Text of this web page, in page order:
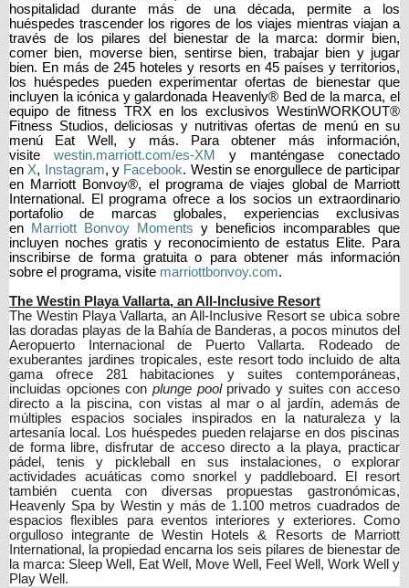
hospitalidad durante más de una década, permite a los
huéspedes trascender los rigores de los viajes mientras viajan a
través de los pilares del bienestar de la marca: dormir bien,
comer bien, moverse bien, sentirse bien, trabajar bien y jugar
bien. En más de 245 hoteles y resorts en 45 países y territorios,
los huéspedes pueden experimentar ofertas de bienestar que
incluyen la icónica y galardonada Heavenly® Bed de la marca, el
equipo de fitness TRX en los exclusivos WestinWORKOUT®
Fitness Studios, deliciosas y nutritivas ofertas de menú en su
menú Eat Well, y más. Para obtener más información,
visite westin.marriott.com/es-XM
y manténgase conectado
en X, Instagram, y Facebook. Westin se enorgullece de participar
en Marriott Bonvoy®, el programa de viajes global de Marriott
International. El programa ofrece a los socios un extraordinario
portafolio de marcas globales, experiencias exclusivas
en
Marriott Bonvoy Moments y beneficios incomparables que
incluyen noches gratis y reconocimiento de estatus Elite. Para
inscribirse de forma gratuita o para obtener más información
sobre el programa, visite marriottbonvoy.com.
The Westin Playa Vallarta, an All-Inclusive Resort
The Westin Playa Vallarta, an All-Inclusive Resort se ubica sobre
las doradas playas de la Bahía de Banderas, a pocos minutos del
Aeropuerto Internacional de Puerto Vallarta. Rodeado de
exuberantes jardines tropicales, este resort todo incluido de alta
gama ofrece 281 habitaciones y suites contemporáneas,
incluidas opciones con plunge poolprivado y suites con acceso
directo a la piscina, con vistas al mar o al jardín, además de
múltiples espacios sociales inspirados en la naturaleza y la
artesanía local. Los huéspedes pueden relajarse en dos piscinas
de forma libre, disfrutar de acceso directo a la playa, practicar
pádel, tenis y pickleball en sus instalaciones, o explorar
actividades acuáticas como snorkel y paddleboard. El resort
también cuenta con diversas propuestas gastronómicas,
Heavenly Spa by Westin y más de 1.100 metros cuadrados de
espacios flexibles para eventos interiores y exteriores. Como
orgulloso integrante de Westin Hotels & Resorts de Marriott
International, la propiedad encarna los seis pilares de bienestar de
la marca: Sleep Well, Eat Well, Move Well, Feel Well, Work Well y
Play Well.